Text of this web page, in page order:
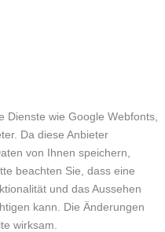
Dienste wie Google Webfonts,
Da diese Anbieter
von Ihnen speichern,
beachten Sie, dass eine
und das Aussehen
kann. Die Änderungen
wirksam.